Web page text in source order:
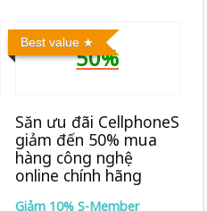
Best value
50%
Săn ưu đãi CellphoneS
giảm đến 50% mua
hàng công nghệ
online chính hãng
Giảm 10% S-Member